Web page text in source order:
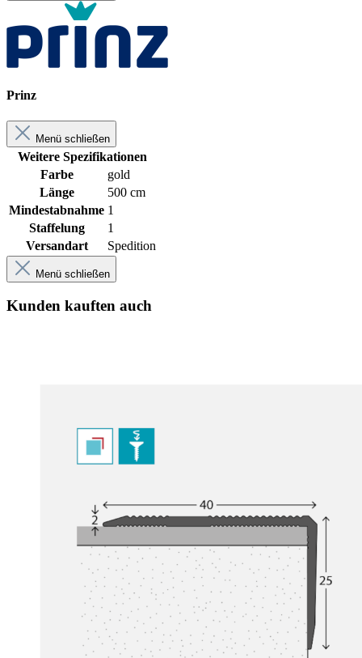
Prinz
Menü schließen
Weitere Spezifikationen
Farbe
gold
Länge
500 cm
Mindestabnahme 1
Staffelung
1
Versandart
Spedition
Menü schließen
Kunden kauften auch